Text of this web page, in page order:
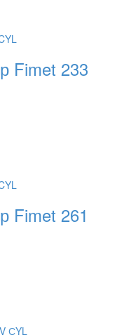
Fimet 233
Fimet 261